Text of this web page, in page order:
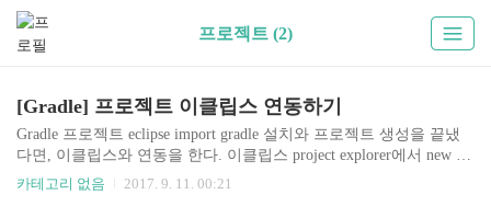
프로젝트 (2)
[Gradle] 프로젝트 이클립스 연동하기
Gradle 프로젝트 eclipse import gradle 설치와 프로젝트 생성을 끝냈
다면, 이클립스와 연동을 한다. 이클립스 project explorer에서 new ->
import -> import select메뉴 -> General -> Existing Projects into Worksp
카테고리 없음 2017. 9. 11. 00:21